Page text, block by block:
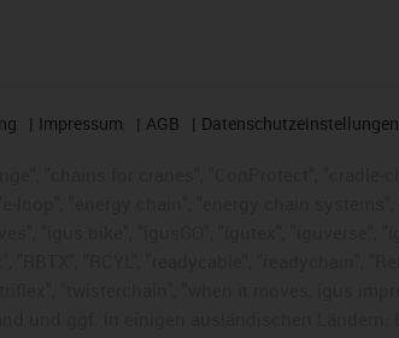
Impressum AGB Datenschutzeinstellungen